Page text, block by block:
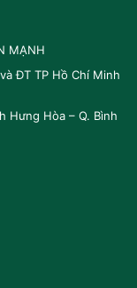
MẠNH
ĐT TP Hồ Chí Minh
Hưng Hòa – Q. Bình